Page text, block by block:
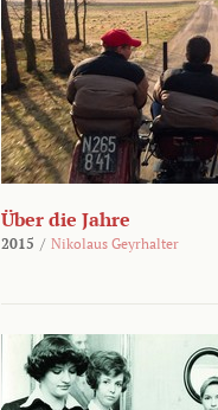
Über die Jahre
2015 / Nikolaus Geyrhalter